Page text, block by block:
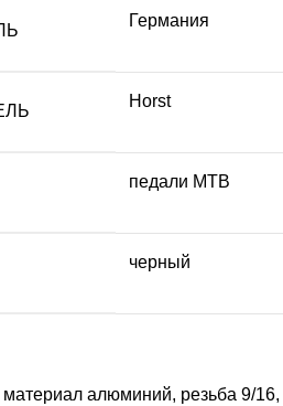
Германия
Horst
педали MTB
черный
алюминий, резьба 9/16,